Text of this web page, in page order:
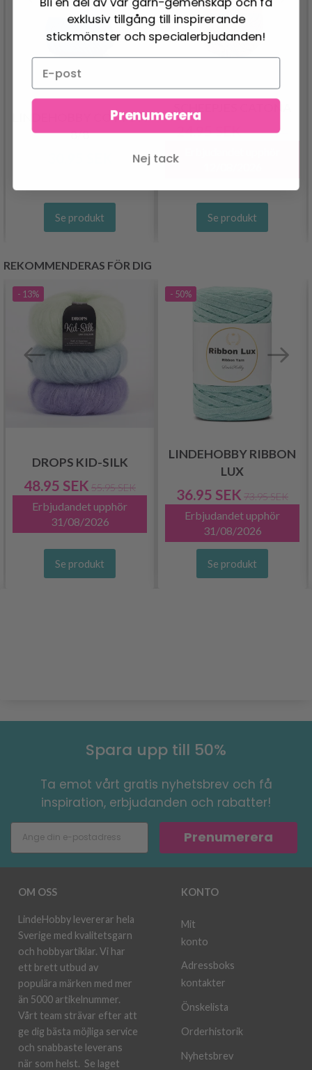
LINDEHOBBY COTTON
8/8
Se produkt
24.95 SEK30.95 SEK
Se produkt
REKOMMENDERAS FÖR DIG
- 13%
DROPS KID-SILK
48.95 SEK 55.95 SEK
Erbjudandet upphör
31/08/2026
Se produkt
- 50%
LINDEHOBBY RIBBON
LUX
36.95 SEK 73.95 SEK
Erbjudandet upphör
31/08/2026
Se produkt
Spara upp till 50%
Ta emot vårt gratis nyhetsbrev och få
inspiration, erbjudanden och rabatter!
Prenumerera
OM OSS
LindeHobby levererar hela
Sverige med kvalitetsgarn
och hobbyartiklar. Vi har
ett brett utbud av
populära märken med mer
än 5000 artikelnummer.
Vårt team strävar efter att
ge dig bästa möjliga service
och snabbaste leverans
när som helst. Se laget
KONTO
Mit
konto
Adressboks
kontakter
Önskelista
Orderhistorik
Nyhetsbrev
exklusiv tillgång till inspirerande
stickmönster och specialerbjudanden!
Prenumerera
Nej tack